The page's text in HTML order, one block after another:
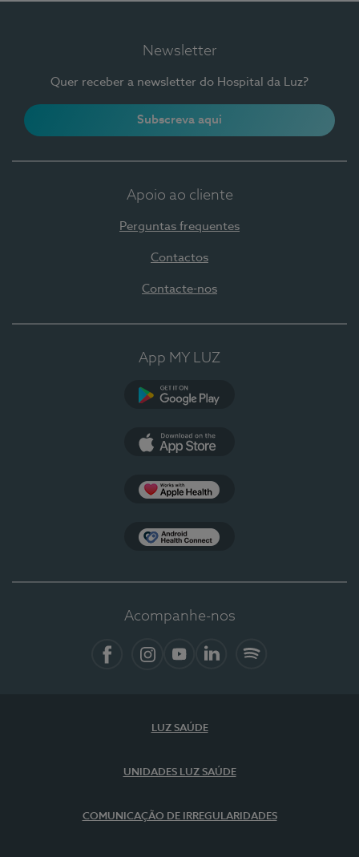
Newsletter
Quer receber a newsletter do Hospital da Luz?
Subscreva aqui
Apoio ao cliente
Perguntas frequentes
Contactos
Contacte-nos
App MY LUZ
Acompanhe-nos
LUZ SAÚDE
UNIDADES LUZ SAÚDE
COMUNICAÇÃO DE IRREGULARIDADES